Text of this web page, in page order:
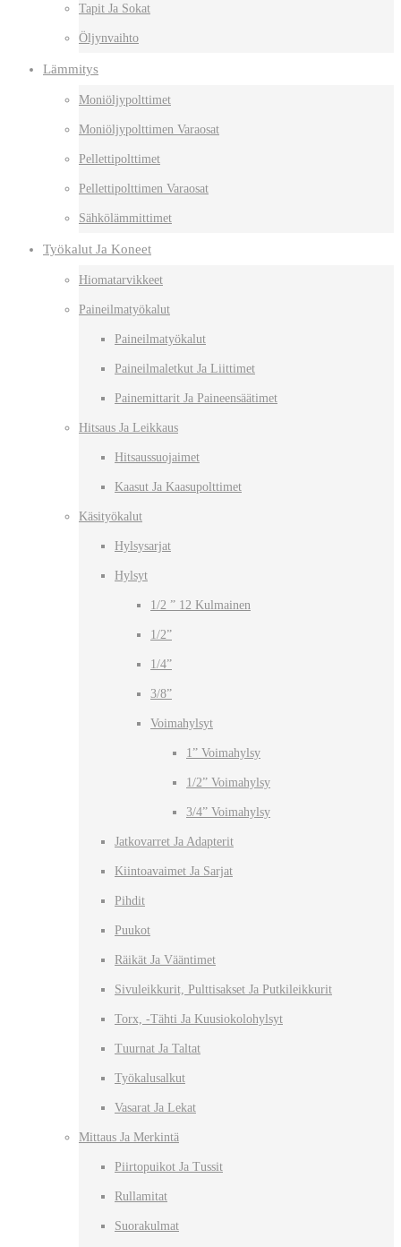
Tapit Ja Sokat
Öljynvaihto
Lämmitys
Moniöljypolttimet
Moniöljypolttimen Varaosat
Pellettipolttimet
Pellettipolttimen Varaosat
Sähkölämmittimet
Työkalut Ja Koneet
Hiomatarvikkeet
Paineilmatyökalut
Paineilmatyökalut
Paineilmaletkut Ja Liittimet
Painemittarit Ja Paineensäätimet
Hitsaus Ja Leikkaus
Hitsaussuojaimet
Kaasut Ja Kaasupolttimet
Käsityökalut
Hylsysarjat
Hylsyt
1/2 ” 12 Kulmainen
1/2”
1/4”
3/8”
Voimahylsyt
1” Voimahylsy
1/2” Voimahylsy
3/4” Voimahylsy
Jatkovarret Ja Adapterit
Kiintoavaimet Ja Sarjat
Pihdit
Puukot
Räikät Ja Vääntimet
Sivuleikkurit, Pulttisakset Ja Putkileikkurit
Torx, -tähti Ja Kuusiokolohylsyt
Tuurnat Ja Taltat
Työkalusalkut
Vasarat Ja Lekat
Mittaus Ja Merkintä
Piirtopuikot Ja Tussit
Rullamitat
Suorakulmat